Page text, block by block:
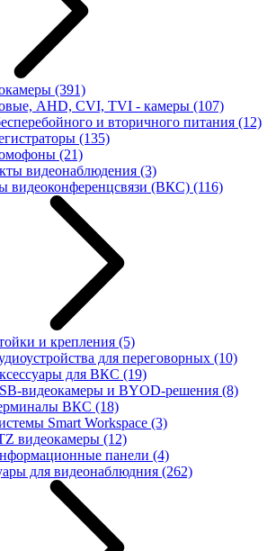
(391)
AHD, CVI, TVI - камеры (107)
и вторичного питания (12)
(135)
(21)
видеонаблюдения (3)
видеоконференцсвязи (ВКС) (116)
и крепления (5)
для переговорных (10)
для ВКС (19)
видеокамеры и BYOD-решения (8)
ВКС (18)
Smart Workspace (3)
видеокамеры (12)
панели (4)
для видеонаблюдния (262)